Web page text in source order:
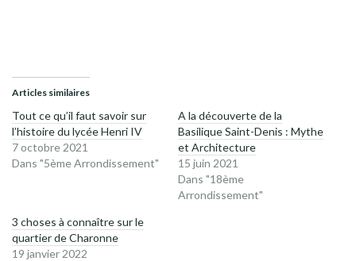
Articles similaires
Tout ce qu’il faut savoir sur
l’histoire du lycée Henri IV
7 octobre 2021
Dans "5ème Arrondissement"
A la découverte de la
Basilique Saint-Denis : Mythe
et Architecture
15 juin 2021
Dans "18ème
Arrondissement"
3 choses à connaître sur le
quartier de Charonne
19 janvier 2022